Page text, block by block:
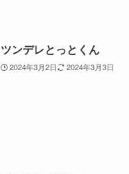
ツンデレとっとくん
2024年3月2日 2024年3月3日